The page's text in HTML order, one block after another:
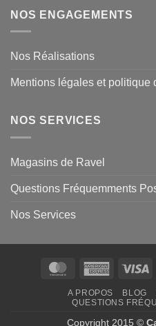
NOS ENGAGEMENTS
Nos Réalisations
Mentions légales et politique
NOS SERVICES
Magasins de Ravel
Questions Fréquemments
Nos Services
MasterCardAmerican
A PROPOS BLOG
QUESTIONS
Copyright 2015 ©